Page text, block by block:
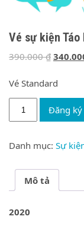
Vé sự kiện Táo
390.000₫ Giá
là:
Vé Standard
Marcom
lượng
Đăng
Danh mục: Sự
Mô tả
2020